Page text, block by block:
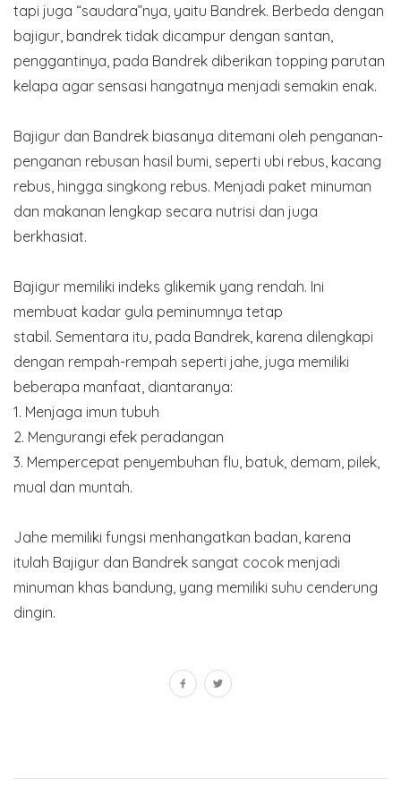
tapi juga “saudara”nya, yaitu Bandrek. Berbeda dengan
bajigur, bandrek tidak dicampur dengan santan,
penggantinya, pada Bandrek diberikan topping parutan
kelapa agar sensasi hangatnya menjadi semakin enak.
Bajigur dan Bandrek biasanya ditemani oleh penganan-
penganan rebusan hasil bumi, seperti ubi rebus, kacang
rebus, hingga singkong rebus. Menjadi paket minuman
dan makanan lengkap secara nutrisi dan juga
berkhasiat.
Bajigur memiliki indeks glikemik yang rendah. Ini
membuat kadar gula peminumnya tetap
stabil. Sementara itu, pada Bandrek, karena dilengkapi
dengan rempah-rempah seperti jahe, juga memiliki
beberapa manfaat, diantaranya:
1. Menjaga imun tubuh
2. Mengurangi efek peradangan
3. Mempercepat penyembuhan flu, batuk, demam, pilek,
mual dan muntah.
Jahe memiliki fungsi menhangatkan badan, karena
itulah Bajigur dan Bandrek sangat cocok menjadi
minuman khas bandung, yang memiliki suhu cenderung
dingin.